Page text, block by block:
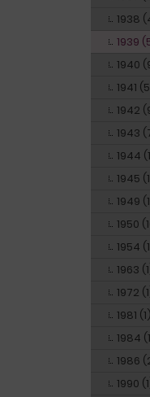
1938
1939
1940
1941
1942
1943
1944
1945
1949
1950
1954
1963
1972
1981 (1)
1984
1986
1990